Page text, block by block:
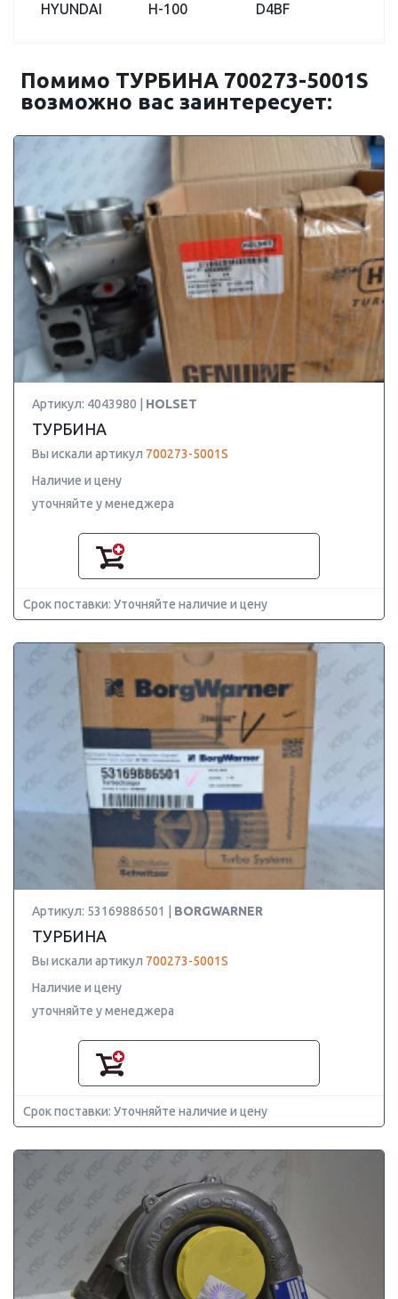
HYUNDAI H-100 D4BF
Помимо ТУРБИНА 700273-5001S
возможно вас заинтересует:
Артикул: 4043980 | HOLSET
ТУРБИНА
Вы искали артикул 700273-5001S
Наличие и цену
уточняйте у менеджера
Срок поставки: Уточняйте наличие и цену
Артикул: 53169886501 | BORGWARNER
ТУРБИНА
Вы искали артикул 700273-5001S
Наличие и цену
уточняйте у менеджера
Срок поставки: Уточняйте наличие и цену